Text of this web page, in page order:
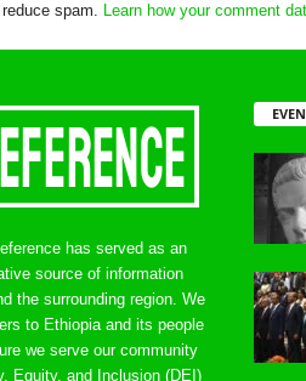
spam. Learn how your comment
has served as an
source of information
the surrounding region. We
to Ethiopia and its people
we serve our community
Equity, and Inclusion (DEI)